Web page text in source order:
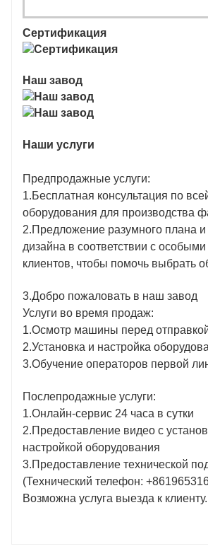
Сертификация
Наш завод
Наши услуги
Предпродажные услуги:
1.Бесплатная консультация по
оборудования для производства
2.Предложение разумного плана и
дизайна в соответствии с
клиентов, чтобы помочь выбрать
3.Добро пожаловать в наш завод
Услуги во время продаж:
1.Осмотр машины перед
2.Установка и настройка
3.Обучение операторов первой
Послепродажные услуги:
1.Онлайн-сервис 24 часа в сутки
2.Предоставление видео с
настройкой оборудования
3.Предоставление технической
(Технический телефон:
Возможна услуга выезда к клиенту.